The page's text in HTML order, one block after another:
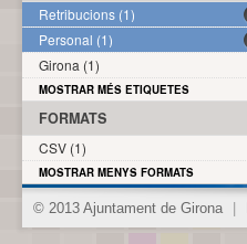
Retribucions (1)
Personal (1)
Girona (1)
MOSTRAR MÉS ETIQUETES
FORMATS
CSV (1)
MOSTRAR MENYS FORMATS
© 2013 Ajuntament de Girona